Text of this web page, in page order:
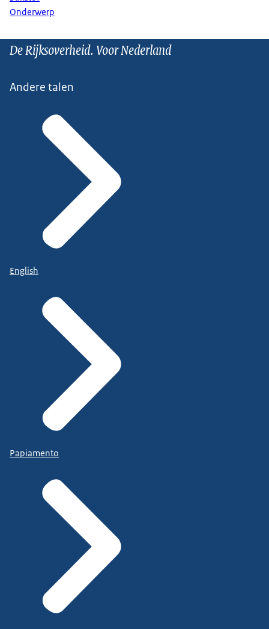
Onderwerp
De Rijksoverheid. Voor Nederland
Andere talen
English
Papiamento